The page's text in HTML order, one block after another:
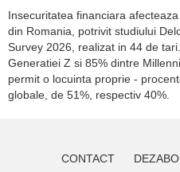
Insecuritatea financiara
din Romania, potrivit studiului
Survey 2026, realizat in 44 de
Generatiei Z si 85% dintre
permit o locuinta proprie -
globale, de 51%, respectiv 40%.
CONTACT